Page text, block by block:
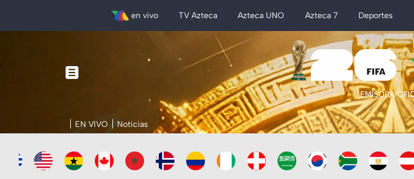
en vivo TV Azteca Azteca UNO Azteca 7 Deportes
EN VIVO Noticias